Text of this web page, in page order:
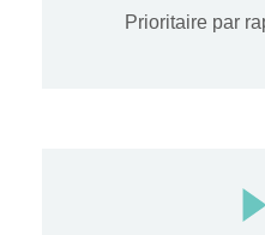
Prioritaire par